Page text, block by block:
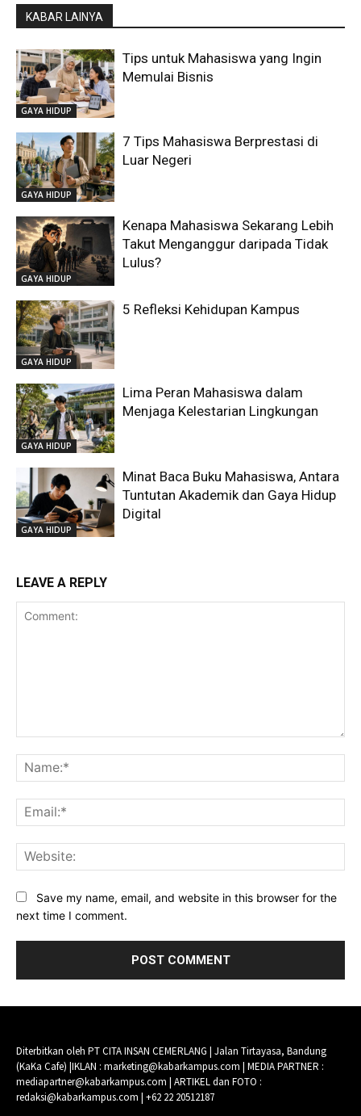
KABAR LAINYA
GAYA HIDUP
Tips untuk Mahasiswa yang Ingin
Memulai Bisnis
GAYA HIDUP
7 Tips Mahasiswa Berprestasi di
Luar Negeri
GAYA HIDUP
Kenapa Mahasiswa Sekarang Lebih
Takut Menganggur daripada Tidak
Lulus?
GAYA HIDUP
5 Refleksi Kehidupan Kampus
GAYA HIDUP
Lima Peran Mahasiswa dalam
Menjaga Kelestarian Lingkungan
GAYA HIDUP
Minat Baca Buku Mahasiswa, Antara
Tuntutan Akademik dan Gaya Hidup
Digital
LEAVE A REPLY
Save my name, email, and website in this browser for the
next time I comment.
Diterbitkan oleh PT CITA INSAN CEMERLANG | Jalan Tirtayasa, Bandung
(KaKa Cafe) |IKLAN : marketing@kabarkampus.com | MEDIA PARTNER :
mediapartner@kabarkampus.com | ARTIKEL dan FOTO :
redaksi@kabarkampus.com | +62 22 20512187